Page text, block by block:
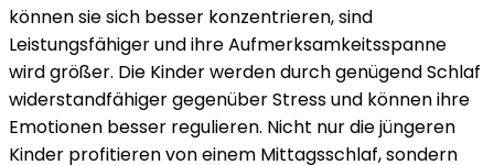
können sie sich besser konzentrieren, sind
Leistungsfähiger und ihre Aufmerksamkeitsspanne
wird größer. Die Kinder werden durch genügend Schlaf
widerstandfähiger gegenüber Stress und können ihre
Emotionen besser regulieren. Nicht nur die jüngeren
Kinder profitieren von einem Mittagsschlaf, sondern